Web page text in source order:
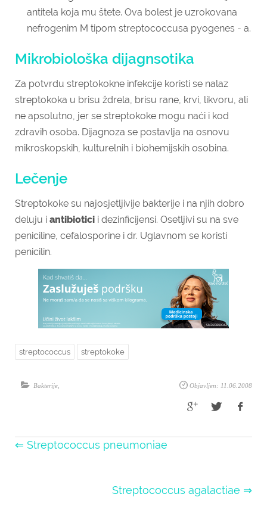
antitela koja mu štete. Ova bolest je uzrokovana
nefrogenim M tipom streptococcusa pyogenes - a.
Mikrobiološka dijagnsotika
Za potvrdu streptokokne infekcije koristi se nalaz
streptokoka u brisu ždrela, brisu rane, krvi, likvoru, ali
ne apsolutno, jer se streptokoke mogu naći i kod
zdravih osoba. Dijagnoza se postavlja na osnovu
mikroskopskih, kulturelnih i biohemijskih osobina.
Lečenje
Streptokoke su najosjetljivije bakterije i na njih dobro
deluju i antibiotici i dezinficijensi. Osetljivi su na sve
peniciline, cefalosporine i dr. Uglavnom se koristi
penicilin.
streptococcus streptokoke
Objavljen: 11.06.2008
Bakterije
⇐ Streptococcus pneumoniae
Streptococcus agalactiae ⇒